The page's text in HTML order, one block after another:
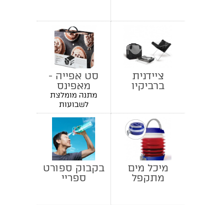
ציידנית
ברביקיו
סט אפייה -
מאפינס
מתנה מומלצת
לשבועות
מיכל מים
מתקפל
בקבוק ספורט
ספריי